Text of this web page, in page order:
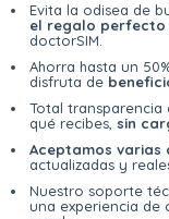
Evita la odisea de
el regalo perfecto
doctorSIM.
Ahorra hasta un
disfruta de
Total transparencia
qué recibes, sin
Aceptamos varias
actualizadas y
Nuestro soporte
una experiencia de